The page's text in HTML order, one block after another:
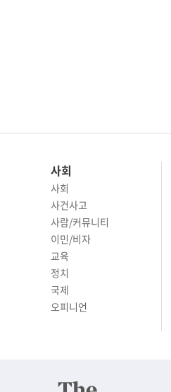
사회
사회
사건사고
사람/커뮤니티
이민/비자
교육
정치
국제
오피니언